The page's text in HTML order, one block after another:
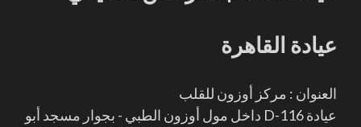
عيادة القاهرة
العنوان : مركز أوزون للقلب
عيادة D-116 داخل مول أوزون الطبي - بجوار مسجد أبو